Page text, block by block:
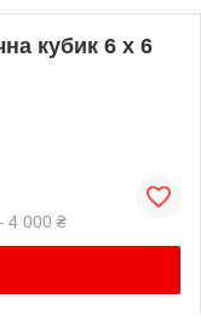
кубик 6 х 6
4 000 ₴